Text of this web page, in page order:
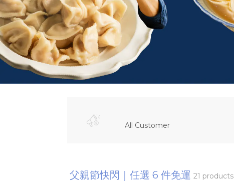
All Customer
父親節快閃｜任選 6 件免運21 products